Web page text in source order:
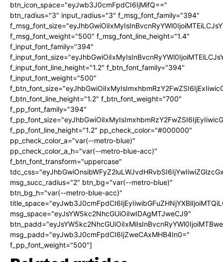
btn_icon_space="eyJwb3J0cmFpdCI6IjMifQ=="
btn_radius="3" input_radius="3" f_msg_font_family="394"
f_msg_font_weight="500" f_msg_font_line_height="1.4"
f_input_font_family="394"
f_input_font_line_height="1.2" f_btn_font_family="394"
f_input_font_weight="500"
f_btn_font_line_height="1.2" f_btn_font_weight="700"
f_pp_font_family="394"
f_pp_font_line_height="1.2" pp_check_color="#000000"
pp_check_color_a="var(--metro-blue)"
pp_check_color_a_h="var(--metro-blue-acc)"
f_btn_font_transform="uppercase"
msg_succ_radius="2" btn_bg="var(--metro-blue)"
btn_bg_h="var(--metro-blue-acc)"
msg_space="eyJsYW5kc2NhcGUiOiIwIDAgMTJweCJ9"
msg_padd="eyJwb3J0cmFpdCI6IjZweCAxMHB4In0="
f_pp_font_weight="500"]